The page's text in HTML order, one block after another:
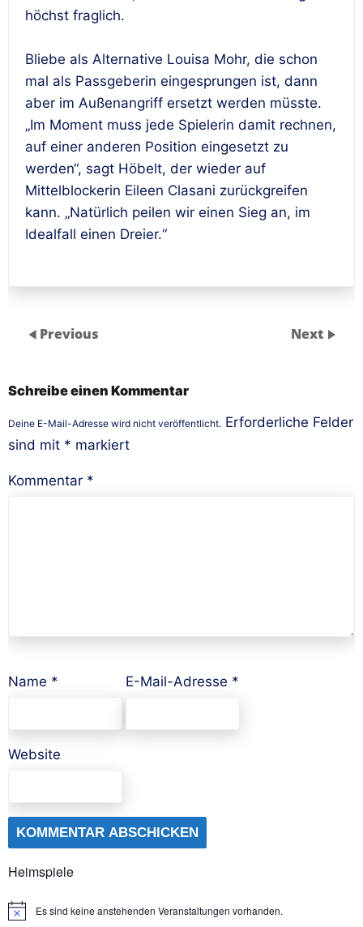
höchst fraglich.
Bliebe als Alternative Louisa Mohr, die schon
mal als Passgeberin eingesprungen ist, dann
aber im Außenangriff ersetzt werden müsste.
„Im Moment muss jede Spielerin damit rechnen,
auf einer anderen Position eingesetzt zu
werden“, sagt Höbelt, der wieder auf
Mittelblockerin Eileen Clasani zurückgreifen
kann. „Natürlich peilen wir einen Sieg an, im
Idealfall einen Dreier.“
Previous Next
Schreibe einen Kommentar
Deine E-Mail-Adresse wird nicht veröffentlicht. Erforderliche Felder
sind mit * markiert
Kommentar *
Name * E-Mail-Adresse *
Website
Heimspiele
HinweisEs sind keine anstehenden Veranstaltungen vorhanden.